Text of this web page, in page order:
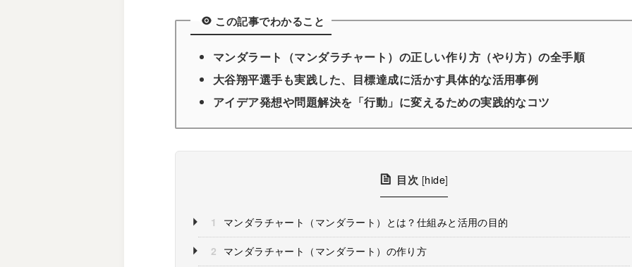
この記事でわかること
マンダラート（マンダラチャート）の正しい作り方（やり方）の全手順
大谷翔平選手も実践した、目標達成に活かす具体的な活用事例
アイデア発想や問題解決を「行動」に変えるための実践的なコツ
目次 [hide]
1 マンダラチャート（マンダラート）とは？仕組みと活用の目的
2 マンダラチャート（マンダラート）の作り方